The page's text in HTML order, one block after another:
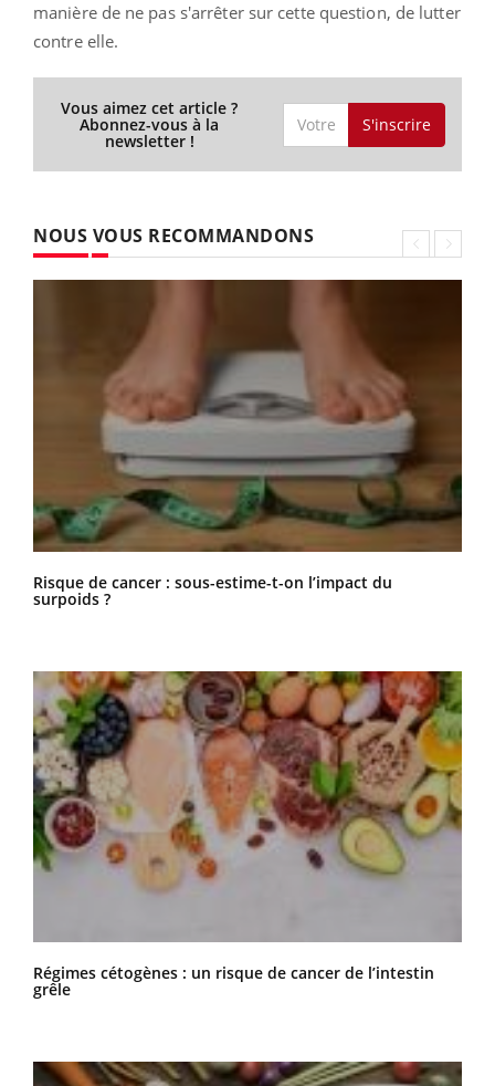
manière de ne pas s'arrêter sur cette question, de lutter
contre elle.
Vous aimez cet article ?
Abonnez-vous à la
newsletter !
S'inscrire
NOUS VOUS RECOMMANDONS
Risque de cancer : sous-estime-t-on l’impact du
surpoids ?
Régimes cétogènes : un risque de cancer de l’intestin
grêle